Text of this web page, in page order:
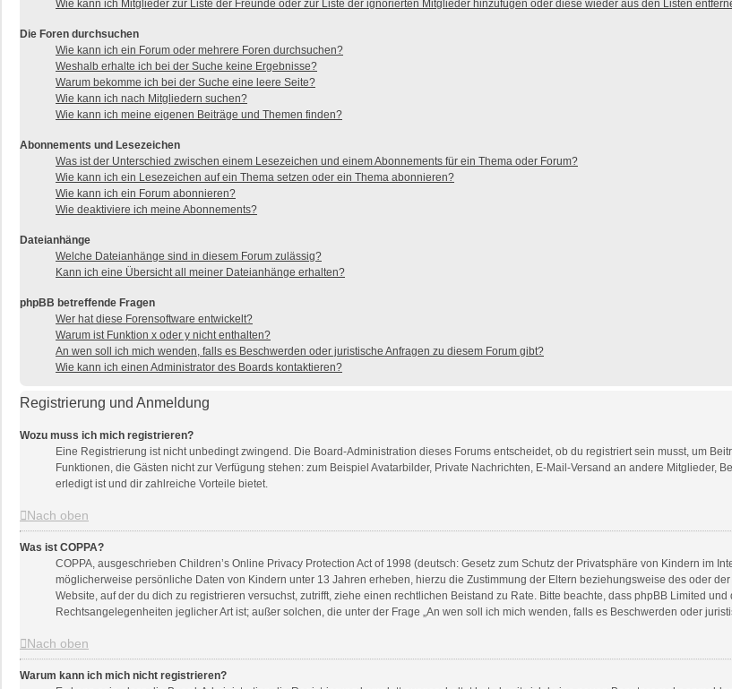
Wie kann ich Mitglieder zur Liste der Freunde oder zur Liste der ignorierten Mitglieder hinzufügen oder diese wieder aus den Listen
Die Foren durchsuchen
Wie kann ich ein Forum oder mehrere Foren durchsuchen?
Weshalb erhalte ich bei der Suche keine Ergebnisse?
Warum bekomme ich bei der Suche eine leere Seite?
Wie kann ich nach Mitgliedern suchen?
Wie kann ich meine eigenen Beiträge und Themen finden?
Abonnements und Lesezeichen
Was ist der Unterschied zwischen einem Lesezeichen und einem Abonnements für ein Thema oder Forum?
Wie kann ich ein Lesezeichen auf ein Thema setzen oder ein Thema abonnieren?
Wie kann ich ein Forum abonnieren?
Wie deaktiviere ich meine Abonnements?
Dateianhänge
Welche Dateianhänge sind in diesem Forum zulässig?
Kann ich eine Übersicht all meiner Dateianhänge erhalten?
phpBB betreffende Fragen
Wer hat diese Forensoftware entwickelt?
Warum ist Funktion x oder y nicht enthalten?
An wen soll ich mich wenden, falls es Beschwerden oder juristische Anfragen zu diesem Forum gibt?
Wie kann ich einen Administrator des Boards kontaktieren?
Registrierung und Anmeldung
Wozu muss ich mich registrieren?
Eine Registrierung ist nicht unbedingt zwingend. Die Board-Administration dieses Forums entscheidet, ob du registriert sein musst, um
Funktionen, die Gästen nicht zur Verfügung stehen: zum Beispiel Avatarbilder, Private Nachrichten, E-Mail-Versand an andere Mitglieder,
erledigt ist und dir zahlreiche Vorteile bietet.
Nach oben
Was ist COPPA?
COPPA, ausgeschrieben Children’s Online Privacy Protection Act of 1998 (deutsch: Gesetz zum Schutz der Privatsphäre von Kindern im
möglicherweise persönliche Daten von Kindern unter 13 Jahren erheben, hierzu die Zustimmung der Eltern beziehungsweise des oder
Website, auf der du dich zu registrieren versuchst, zutrifft, ziehe einen rechtlichen Beistand zu Rate. Bitte beachte, dass phpBB Limited
Rechtsangelegenheiten jeglicher Art ist; außer solchen, die unter der Frage „An wen soll ich mich wenden, falls es Beschwerden oder
Nach oben
Warum kann ich mich nicht registrieren?